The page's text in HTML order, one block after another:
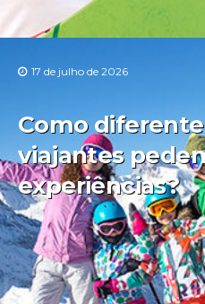
17 de julho de 2026
Como
viajantes
experiências?